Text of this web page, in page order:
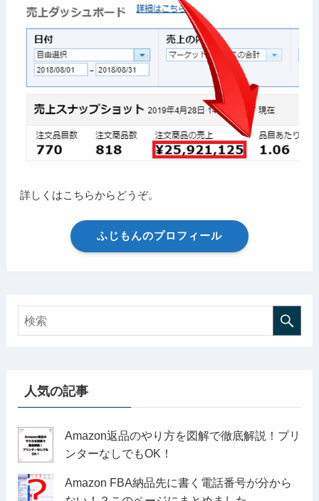
詳しくはこちらからどうぞ。
ふじもんのプロフィール
人気の記事
Amazon返品のやり方を図解で徹底解説！プリ
ンターなしでもOK！
Amazon FBA納品先に書く電話番号が分から